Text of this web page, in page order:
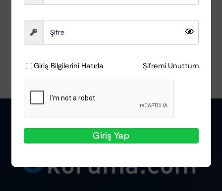
Giriş Bilgilerini Hatırla Şifremi Unuttum
Giriş Yap